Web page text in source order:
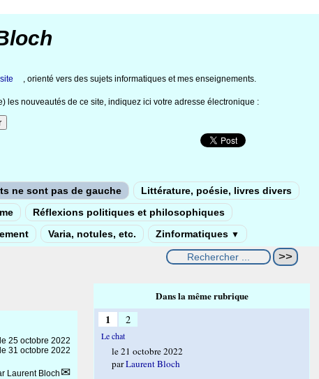
, orienté vers des sujets informatiques et mes enseignements.
les nouveautés de ce site, indiquez ici votre adresse électronique :
ne sont pas de gauche
Littérature, poésie, livres divers
Réflexions politiques et philosophiques
Varia, notules, etc. Zinformatiques ▼
25 octobre 2022
31 octobre 2022
Laurent Bloch
Dans la même rubrique
1 2
Le chat
le 21 octobre 2022
parLaurent Bloch